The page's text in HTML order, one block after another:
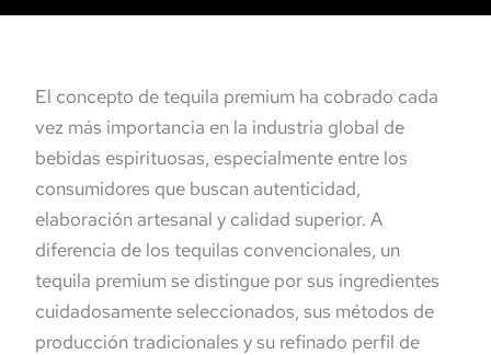
El concepto de tequila premium ha cobrado cada
vez más importancia en la industria global de
bebidas espirituosas, especialmente entre los
consumidores que buscan autenticidad,
elaboración artesanal y calidad superior. A
diferencia de los tequilas convencionales, un
tequila premium se distingue por sus ingredientes
cuidadosamente seleccionados, sus métodos de
producción tradicionales y su refinado perfil de